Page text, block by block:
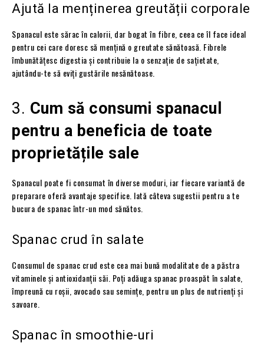
Ajută la menținerea greutății corporale
Spanacul este sărac în calorii, dar bogat în fibre, ceea ce îl face ideal
pentru cei care doresc să mențină o greutate sănătoasă. Fibrele
îmbunătățesc digestia și contribuie la o senzație de sațietate,
ajutându-te să eviți gustările nesănătoase.
3. Cum să consumi spanacul
pentru a beneficia de toate
proprietățile sale
Spanacul poate fi consumat în diverse moduri, iar fiecare variantă de
preparare oferă avantaje specifice. Iată câteva sugestii pentru a te
bucura de spanac într-un mod sănătos.
Spanac crud în salate
Consumul de spanac crud este cea mai bună modalitate de a păstra
vitaminele și antioxidanții săi. Poți adăuga spanac proaspăt în salate,
împreună cu roșii, avocado sau semințe, pentru un plus de nutrienți și
savoare.
Spanac în smoothie-uri